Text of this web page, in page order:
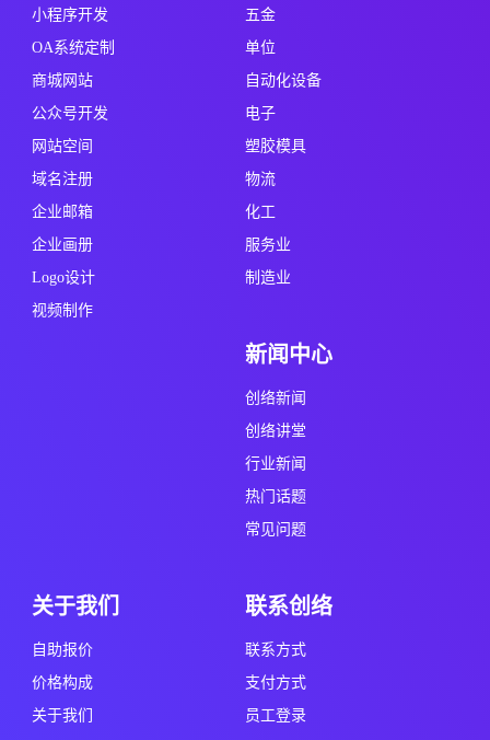
小程序开发
OA系统定制
商城网站
公众号开发
网站空间
域名注册
企业邮箱
企业画册
Logo设计
视频制作
五金
单位
自动化设备
电子
塑胶模具
物流
化工
服务业
制造业
新闻中心
创络新闻
创络讲堂
行业新闻
热门话题
常见问题
关于我们
自助报价
价格构成
关于我们
联系创络
联系方式
支付方式
员工登录